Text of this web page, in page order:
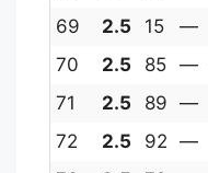
69
2.5 15 —
70
2.5 85 —
71
2.5 89 —
72
2.5 92 —